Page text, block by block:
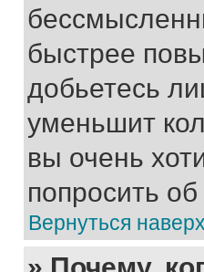
быстрее
добьетесь
уменьшит
вы очень
попросить
Вернуться наверх